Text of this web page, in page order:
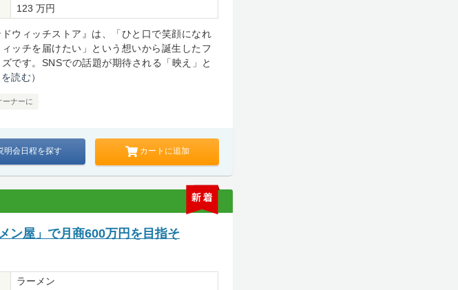
123 万円
ドウィッチストア』は、「ひと口で笑顔になれ
ッチを届けたい」という想いから誕生したフ
です。SNSでの話題が期待される「映え」と
読む）
ーナーに
明会日程を探す カートに追加
新
着
ン屋」で月商600万円を目指そ
ラーメン